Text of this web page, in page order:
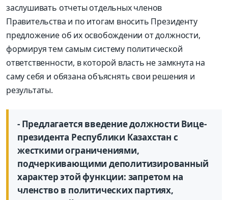
заслушивать отчеты отдельных членов
Правительства и по итогам вносить Президенту
предложение об их освобождении от должности,
формируя тем самым систему политической
ответственности, в которой власть не замкнута на
саму себя и обязана объяснять свои решения и
результаты.
- Предлагается введение должности Вице-
президента Республики Казахстан с
жесткими ограничениями,
подчеркивающими деполитизированный
характер этой функции: запретом на
членство в политических партиях,